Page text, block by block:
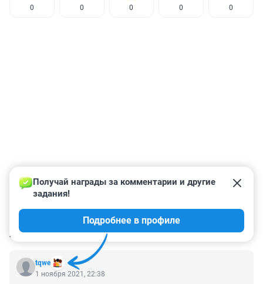
0 0 0 0 0
КОММЕНТАРИИ 98
tqwe
Получай награды за комментарии и другие
задания!
Подробнее в профиле
1 ноября 2021, 22:38